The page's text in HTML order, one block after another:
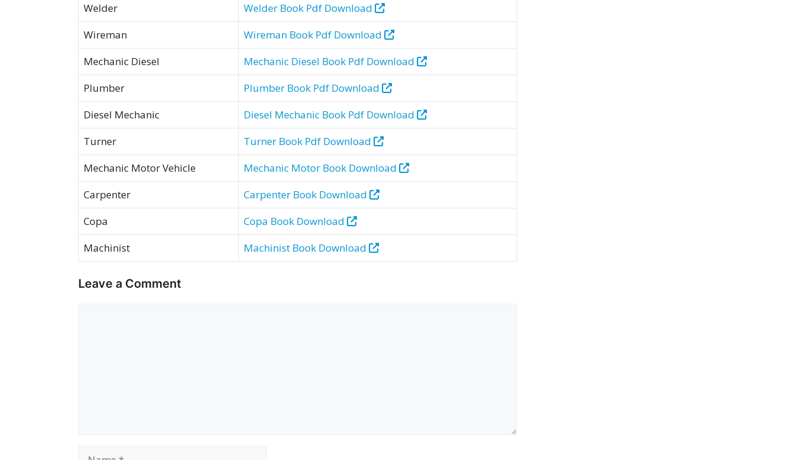
Welder
Welder Book Pdf Download
Wireman
Wireman Book Pdf Download
Mechanic Diesel
Mechanic Diesel Book Pdf Download
Plumber
Plumber Book Pdf Download
Diesel Mechanic
Diesel Mechanic Book Pdf Download
Turner
Turner Book Pdf Download
Mechanic Motor Vehicle
Mechanic Motor Book Download
Carpenter
Carpenter Book Download
Copa
Copa Book Download
Machinist
Machinist Book Download
Leave a Comment
Name